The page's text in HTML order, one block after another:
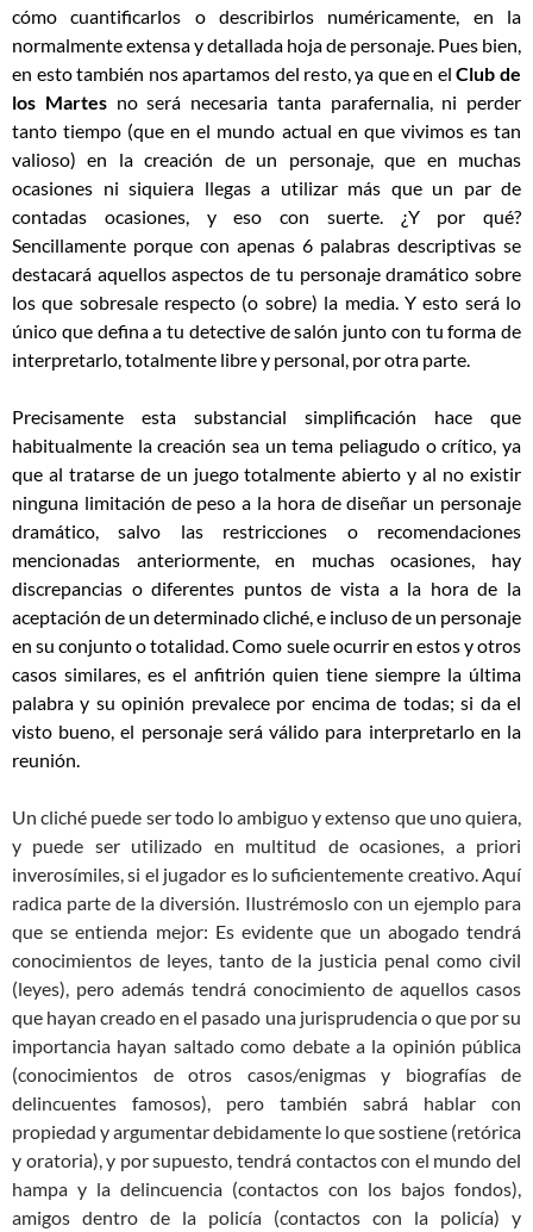
cómo cuantificarlos o describirlos numéricamente, en la
normalmente extensa y detallada hoja de personaje. Pues bien,
en esto también nos apartamos del resto, ya que en elClub de
los Martesno será necesaria tanta parafernalia, ni perder
tanto tiempo (que en el mundo actual en que vivimos es tan
valioso) en la creación de un personaje, que en muchas
ocasiones ni siquiera llegas a utilizar más que un par de
contadas ocasiones, y eso con suerte. ¿Y por qué?
Sencillamente porque con apenas 6 palabras descriptivas se
destacará aquellos aspectos de tu personaje dramático sobre
los que sobresale respecto (o sobre) la media. Y esto será lo
único que defina a tu detective de salón junto con tu forma de
interpretarlo, totalmente libre y personal, por otra parte.
Precisamente esta substancial simplificación hace que
habitualmente la creación sea un tema peliagudo o crítico, ya
que al tratarse de un juego totalmente abierto y al no existir
ninguna limitación de peso a la hora de diseñar un personaje
dramático, salvo las restricciones o recomendaciones
mencionadas anteriormente, en muchas ocasiones, hay
discrepancias o diferentes puntos de vista a la hora de la
aceptación de un determinado cliché, e incluso de un personaje
en su conjunto o totalidad. Como suele ocurrir en estos y otros
casos similares, es el anfitrión quien tiene siempre la última
palabra y su opinión prevalece por encima de todas; si da el
visto bueno, el personaje será válido para interpretarlo en la
reunión.
Un cliché puede ser todo lo ambiguo y extenso que uno quiera,
y puede ser utilizado en multitud de ocasiones, a priori
inverosímiles, si el jugador es lo suficientemente creativo. Aquí
radica parte de la diversión. Ilustrémoslo con un ejemplo para
que se entienda mejor: Es evidente que un abogado tendrá
conocimientos de leyes, tanto de la justicia penal como civil
(leyes), pero además tendrá conocimiento de aquellos casos
que hayan creado en el pasado una jurisprudencia o que por su
importancia hayan saltado como debate a la opinión pública
(conocimientos de otros casos/enigmas y biografías de
delincuentes famosos), pero también sabrá hablar con
propiedad y argumentar debidamente lo que sostiene (retórica
y oratoria), y por supuesto, tendrá contactos con el mundo del
hampa y la delincuencia (contactos con los bajos fondos),
amigos dentro de la policía (contactos con la policía) y